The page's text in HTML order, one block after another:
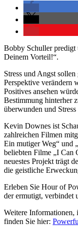
Bobby Schuller predigt
Deinem Vorteil!“.
Stress und Angst
Perspektive verändern
Positives ansehen
Bestimmung hinterher
überwunden und
Kevin Downes ist
zahlreichen Filmen
Ein mutiger Weg“ und
beliebten Filme „I Can
neuestes Projekt trägt
die geistliche
Erleben Sie Hour of
der ermutigt, verbindet
Weitere Informationen,
finden Sie hier: